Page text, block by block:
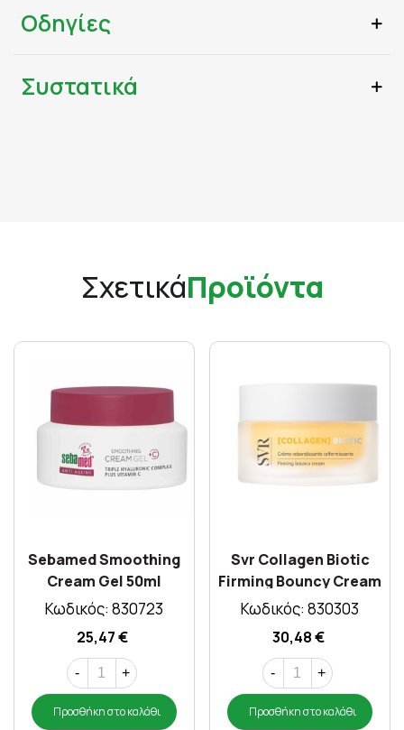
Οδηγίες
Συστατικά
ΣχετικάΠροϊόντα
Sebamed Smoothing
Cream Gel 50ml
Κωδικός: 830723
25,47 €
- +
Προσθήκη στο καλάθι
Svr Collagen Biotic
Firming Bouncy Cream
50ml
Κωδικός: 830303
30,48 €
- +
Προσθήκη στο καλάθι